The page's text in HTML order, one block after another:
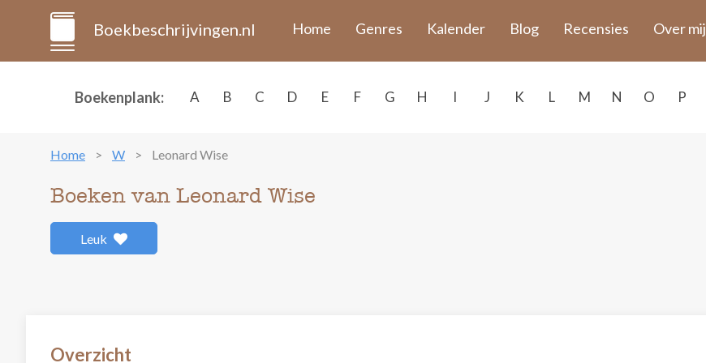
Boekbeschrijvingen.nl Home Genres Kalender Blog Recensies Over mij
Boekenplank: A B C D E F G H I J K L M N O P
Home W Leonard Wise
Boeken van Leonard Wise
Leuk
Overzicht